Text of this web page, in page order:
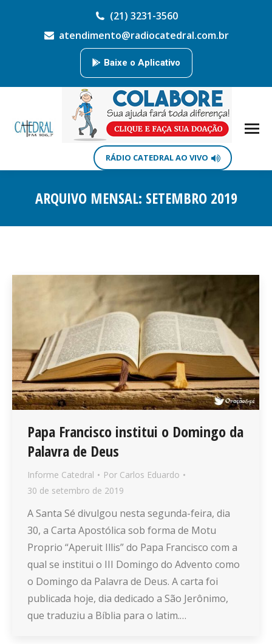
(21) 3231-3560
atendimento@radiocatedral.com.br
Baixe o Aplicativo
RÁDIO CATEDRAL AO VIVO
ARQUIVO MENSAL: SETEMBRO 2019
Papa Francisco institui o Domingo da
Palavra de Deus
Informe Catedral Por Carlos Eduardo
30 de setembro de 2019
A Santa Sé divulgou nesta segunda-feira, dia
30, a Carta Apostólica sob forma de Motu
Proprio “Aperuit Illis” do Papa Francisco com a
qual se institui o III Domingo do Advento como
o Domingo da Palavra de Deus. A carta foi
publicada hoje, dia dedicado a São Jerônimo,
que traduziu a Bíblia para o latim.…